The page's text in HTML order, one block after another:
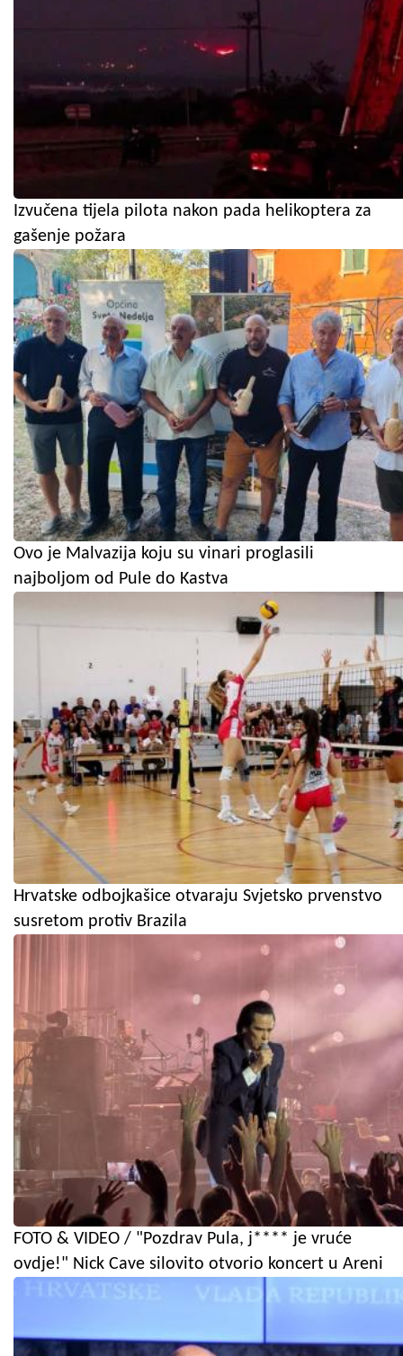
Izvučena tijela pilota nakon pada helikoptera za
gašenje požara
Ovo je Malvazija koju su vinari proglasili
najboljom od Pule do Kastva
Hrvatske odbojkašice otvaraju Svjetsko prvenstvo
susretom protiv Brazila
FOTO & VIDEO / "Pozdrav Pula, j**** je vruće
ovdje!" Nick Cave silovito otvorio koncert u Areni